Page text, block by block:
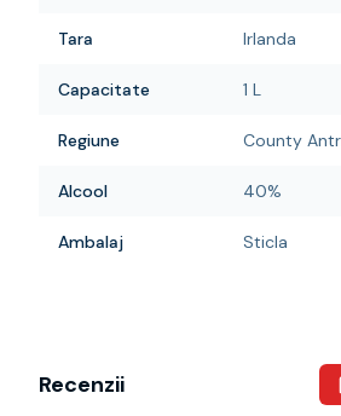
Tara Irlanda
Capacitate 1 L
Regiune County
Alcool 40%
Ambalaj Sticla
Recenzii